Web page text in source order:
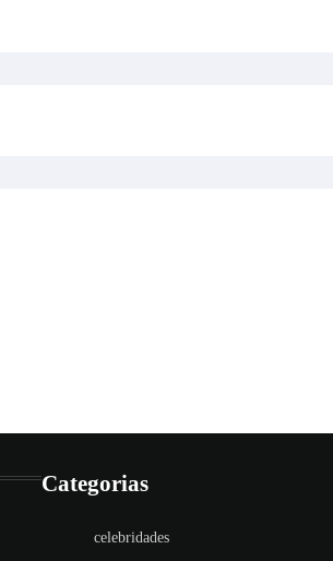
Categorias
celebridades